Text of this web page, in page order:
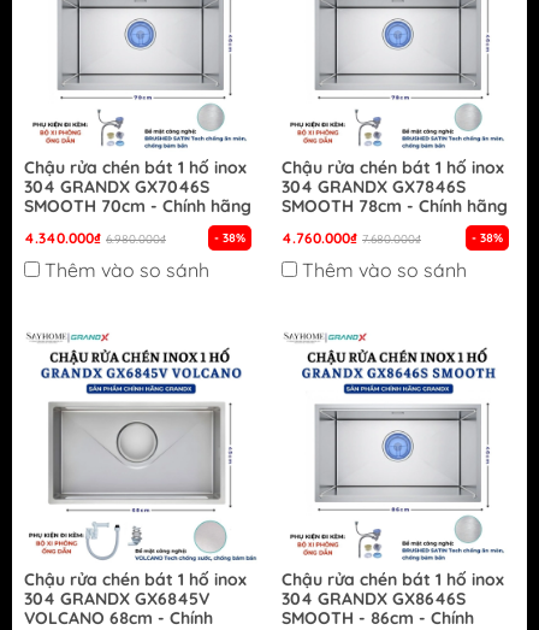
Chậu rửa chén bát 1 hố inox
304 GRANDX GX7046S
SMOOTH 70cm - Chính hãng
4.340.000₫ 6.980.000₫ - 38%
Thêm vào so sánh
Chậu rửa chén bát 1 hố inox
304 GRANDX GX7846S
SMOOTH 78cm - Chính hãng
4.760.000₫ 7.680.000₫ - 38%
Thêm vào so sánh
Chậu rửa chén bát 1 hố inox
304 GRANDX GX6845V
VOLCANO 68cm - Chính
Chậu rửa chén bát 1 hố inox
304 GRANDX GX8646S
SMOOTH - 86cm - Chính